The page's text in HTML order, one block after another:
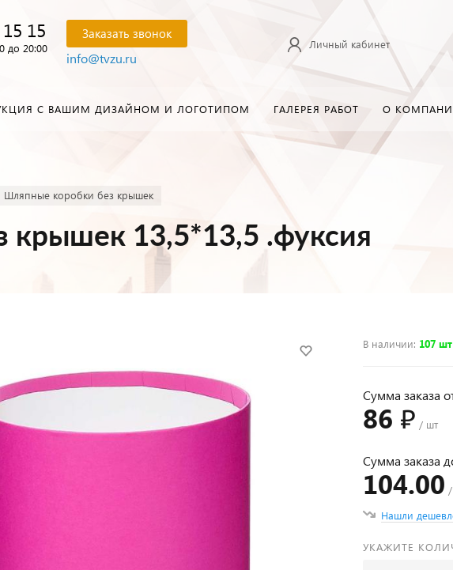
15
до 20:00
Заказать звонок
info@tvzu.ru
Личный кабинет
С ВАШИМ ДИЗАЙНОМ И ЛОГОТИПОМ ГАЛЕРЕЯ РАБОТ О
Шляпные коробки без крышек
крышек 13,5*13,5 .фуксия
В наличии: 107 шт
Сумма заказа
86 ₽ / шт
Сумма заказа
104.00
Нашли
УКАЖИТЕ